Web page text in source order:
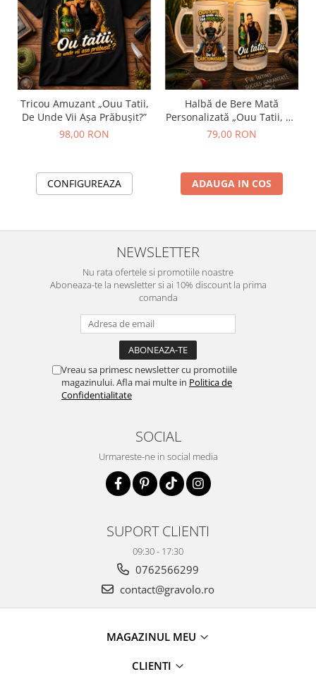
Tricou Amuzant „Ouu Tatii,
De Unde Vii Așa Prăbușit?”
98,00 RON
CONFIGUREAZA
Halbă de Bere Mată
Personalizată „Ouu Tatii, De
Unde Vii Așa Prăbușit?”
79,00 RON
ADAUGA IN COS
NEWSLETTER
Nu rata ofertele si promotiile noastre
Aboneaza-te la newsletter si ai 10% discount la prima
comanda
Vreau sa primesc newsletter cu promotiile
magazinului. Afla mai multe in Politica de
Confidentialitate
SOCIAL
Urmareste-ne in social media
SUPORT CLIENTI
09:30 - 17:30
0762566299
contact@gravolo.ro
MAGAZINUL MEU
CLIENTI